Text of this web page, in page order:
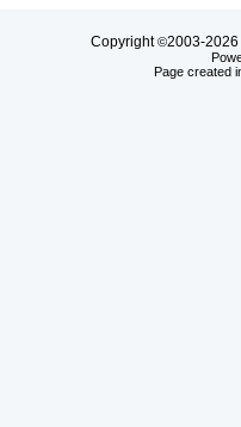
Copyright©2003-2026
Page created